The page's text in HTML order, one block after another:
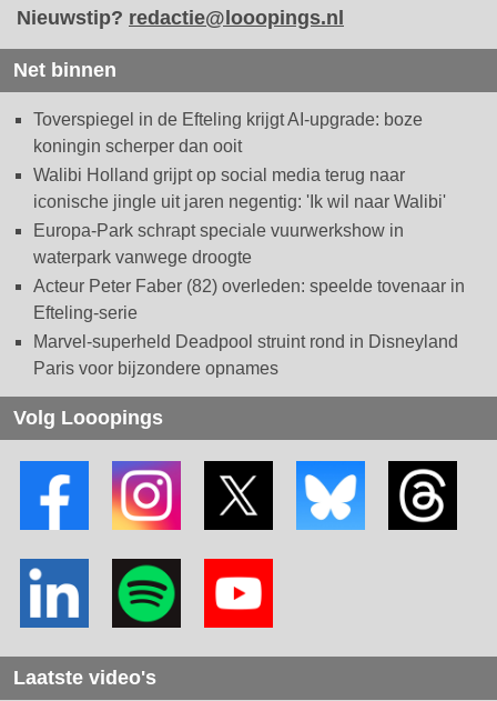
Nieuwstip? redactie@looopings.nl
Net binnen
Toverspiegel in de Efteling krijgt AI-upgrade: boze
koningin scherper dan ooit
Walibi Holland grijpt op social media terug naar
iconische jingle uit jaren negentig: 'Ik wil naar Walibi'
Europa-Park schrapt speciale vuurwerkshow in
waterpark vanwege droogte
Acteur Peter Faber (82) overleden: speelde tovenaar in
Efteling-serie
Marvel-superheld Deadpool struint rond in Disneyland
Paris voor bijzondere opnames
Volg Looopings
Laatste video's